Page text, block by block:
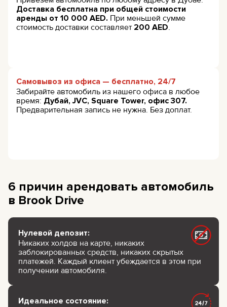
Доставка бесплатна при общей стоимости
аренды от 10 000 AED. При меньшей сумме
стоимость доставки составляет 200 AED.
Самовывоз из офиса — бесплатно, 24/7
Забирайте автомобиль из нашего офиса в любое
время: Дубай, JVC, Square Tower, офис 307.
Предварительная запись не нужна. Без доплат.
6 причин арендовать автомобиль
в Brook Drive
Нулевой депозит:
Никаких холдов на карте, никаких
заблокированных средств, никаких скрытых
платежей. Каждый клиент убеждается в этом при
получении автомобиля.
Идеальное состояние: